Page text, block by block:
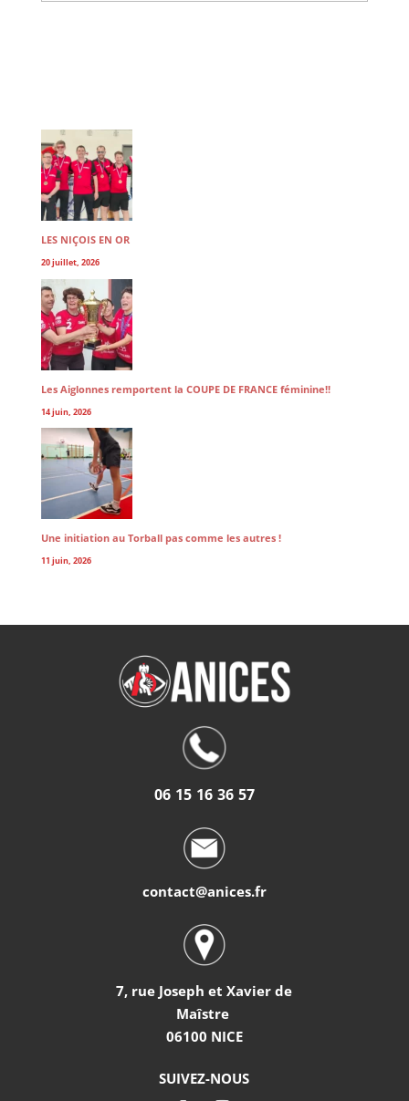
LES NIÇOIS EN OR
20 juillet, 2026
Les Aiglonnes remportent la COUPE DE FRANCE féminine!!
14 juin, 2026
Une initiation au Torball pas comme les autres !
11 juin, 2026
06 15 16 36 57
contact@anices.fr
7, rue Joseph et Xavier de
Maîstre
06100 NICE
SUIVEZ-NOUS